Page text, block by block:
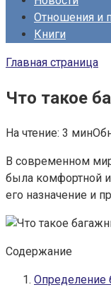
Отношения и
Книги
Главная страница
Что такое
На чтение: 3 мин
В современном
была комфортной и
его назначение и
Содержание
Определение